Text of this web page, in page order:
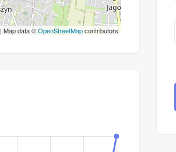
| Map data ©OpenStreetMapcontributors